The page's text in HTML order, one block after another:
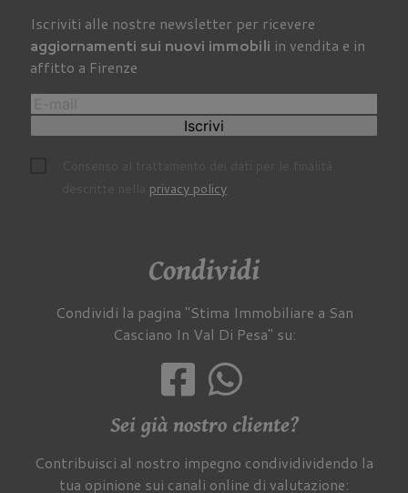
Iscriviti alle nostre newsletter per ricevere
aggiornamenti sui nuovi immobili in vendita e in
affitto a Firenze
Iscrivi
privacy policy.
Condividi
Condividi la pagina "Stima Immobiliare a San
Casciano In Val Di Pesa" su:
Sei già nostro cliente?
Contribuisci al nostro impegno condividividendo la
tua opinione sui canali online di valutazione: